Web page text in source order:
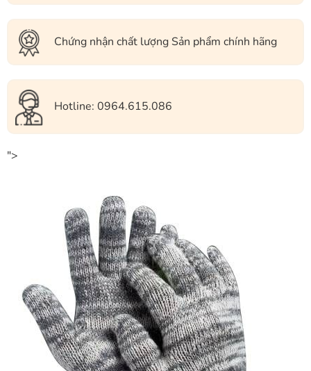
Chứng nhận chất lượng Sản phẩm chính hãng
Hotline: 0964.615.086
">